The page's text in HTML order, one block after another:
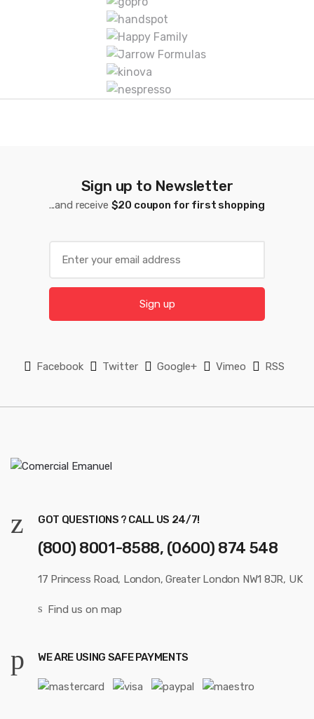
Sign up to Newsletter
...and receive $20 coupon for first shopping
a
l
Sign up
Facebook Twitter Google+ Vimeo RSS
GOT QUESTIONS ? CALL US 24/7!
(800) 8001-8588, (0600) 874 548
17 Princess Road, London, Greater London NW1 8JR, UK
Find us on map
WE ARE USING SAFE PAYMENTS